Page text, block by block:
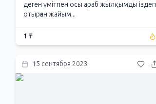
деген үмітпен осы араб жылқымды іздеп
отырған жайым...
1 ₸
15 сентября 2023